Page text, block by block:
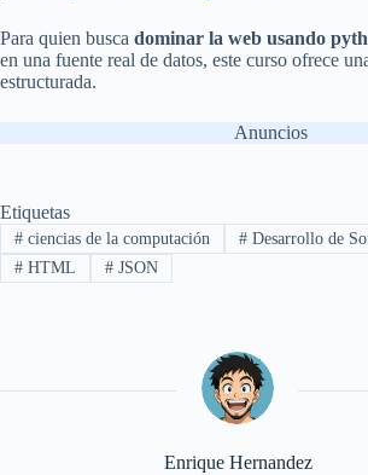
Para quien busca dominar la web usando
en una fuente real de datos, este curso ofrece
estructurada.
Anuncios
Etiquetas
#ciencias de la computación #Desarrollo de
#HTML #JSON
Enrique Hernandez